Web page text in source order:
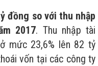
đồng so với thu nhập
2017. Thu nhập tài
mức 23,6% lên 82 tỷ
vốn tại các công ty